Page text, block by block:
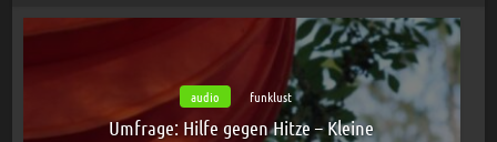
audio funklust
Umfrage: Hilfe gegen Hitze – Kleine